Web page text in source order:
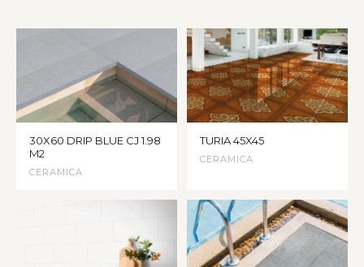
30X60 DRIP BLUE CJ 1.98
M2
CERAMICA
TURIA 45X45
CERAMICA